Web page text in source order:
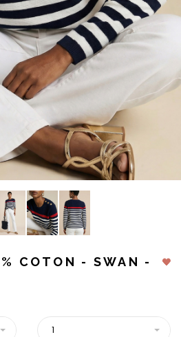
COTON - SWAN -
1